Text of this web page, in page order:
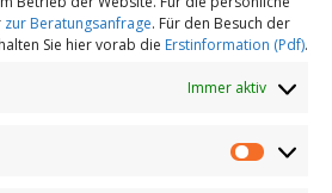
zur Beratungsanfrage. Für den Besuch der
Sie hier vorab die Erstinformation (Pdf).
Immer aktiv